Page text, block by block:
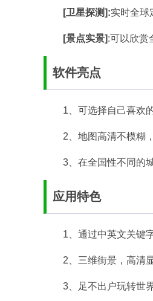
[卫星探测]:实时全球
[景点实景]:可以欣赏
软件亮点
1、可选择自己喜欢
2、地图高清不模糊
3、在全国性不同的
应用特色
1、通过中英文关键
2、三维街景，高清
3、足不出户玩转世